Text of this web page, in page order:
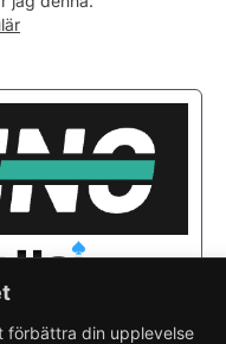
förbättra din upplevelse
- 20:30